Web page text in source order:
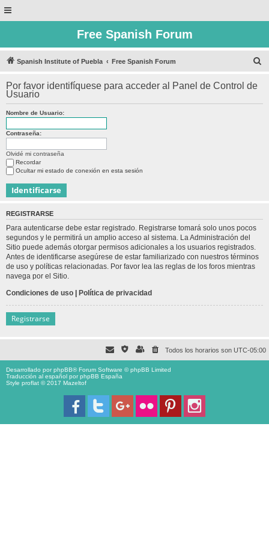
Free Spanish Forum
Spanish Institute of Puebla Free Spanish Forum
c
Por favor identifíquese para acceder al Panel de Control de
Usuario
Nombre de Usuario:
Contraseña:
Olvidé mi contraseña
Recordar
Ocultar mi estado de conexión en esta sesión
REGISTRARSE
Para autenticarse debe estar registrado. Registrarse tomará solo unos pocos
segundos y le permitirá un amplio acceso al sistema. La Administración del
Sitio puede además otorgar permisos adicionales a los usuarios registrados.
Antes de identificarse asegúrese de estar familiarizado con nuestros términos
de uso y políticas relacionadas. Por favor lea las reglas de los foros mientras
navega por el Sitio.
Condiciones de uso | Política de privacidad
Registrarse
Todos los horarios son UTC-05:00
Desarrollado porphpBB® Forum Software © phpBB Limited
Traducción al español porphpBB España
Style proflat © 2017 Mazeltof